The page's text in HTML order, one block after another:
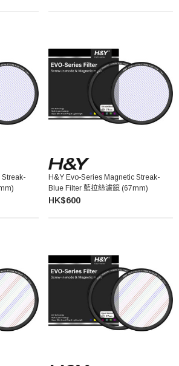
Streak-
H&Y Evo-Series Magnetic Streak-
Blue Filter 藍拉絲濾鏡 (67mm)
HK$600